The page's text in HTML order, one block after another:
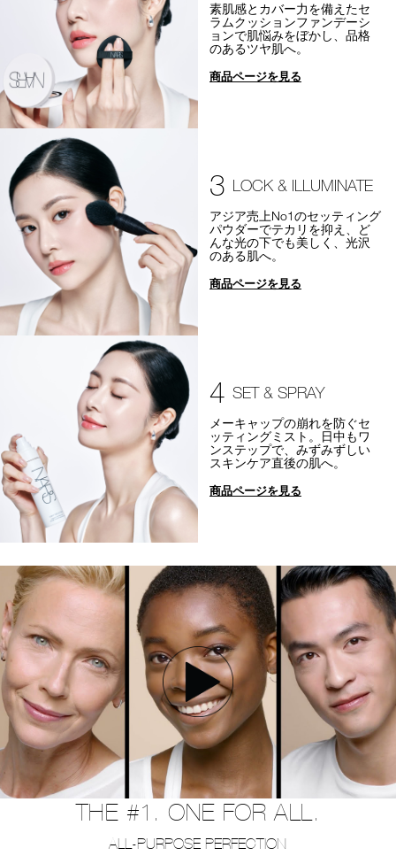
素肌感とカバー力を備えたセ
ラムクッションファンデーシ
ョンで肌悩みをぼかし、品格
のあるツヤ肌へ。
商品ページを見る
3 LOCK & ILLUMINATE
アジア売上No1のセッティング
パウダーでテカリを抑え、ど
んな光の下でも美しく、光沢
のある肌へ。
商品ページを見る
4 SET & SPRAY
メーキャップの崩れを防ぐセ
ッティングミスト。日中もワ
ンステップで、みずみずしい
スキンケア直後の肌へ。
商品ページを見る
THE #1. ONE FOR ALL.
ALL-PURPOSE PERFECTION